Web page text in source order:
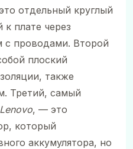
отдельный круглый
плате через
с проводами. Второй
плоский
также
Третий, самый
Lenovo, — это
который
аккумулятора, но